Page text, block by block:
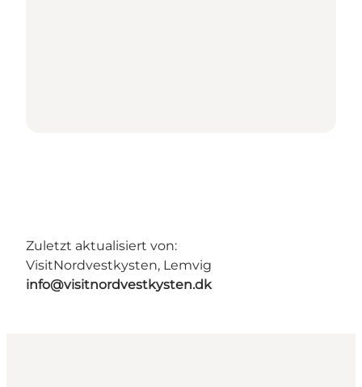
Zuletzt aktualisiert von:
VisitNordvestkysten, Lemvig
info@visitnordvestkysten.dk